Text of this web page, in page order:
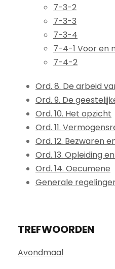
7-3-2
7-3-3
7-3-4
7-4-1 Voor en
7-4-2
Ord. 8. De arbeid
Ord. 9. De
Ord. 10. Het opzicht
Ord. 11.
Ord. 12. Bezwaren
Ord. 13. Opleiding
Ord. 14. Oecumene
Generale
TREFWOORDEN
Avondmaal